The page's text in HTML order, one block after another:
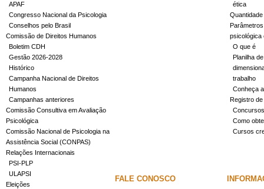
APAF
Congresso Nacional da Psicologia
Conselhos pelo Brasil
Comissão de Direitos Humanos
Boletim CDH
Gestão 2026-2028
Histórico
Campanha Nacional de Direitos
Humanos
Campanhas anteriores
Comissão Consultiva em Avaliação
Psicológica
Comissão Nacional de Psicologia na
Assistência Social (CONPAS)
Relações Internacionais
PSI-PLP
ULAPSI
Eleições
ética
psicológica
O que é
Planilha
trabalho
Conheça
Registro
Concursos
Como
Cursos
FALE CONOSCO